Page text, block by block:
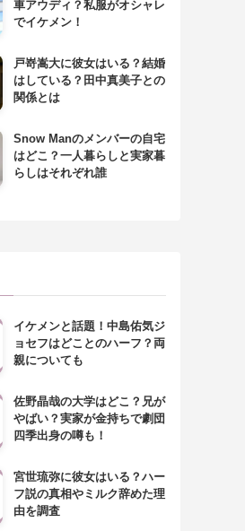
車アウディ？私服がオシャレ
でイケメン！
戸嵜嵩大に彼女はいる？結婚
はしている？田中真美子との
関係とは
Snow Manのメンバーの自宅
はどこ？一人暮らしと実家暮
らしはそれぞれ誰
イケメンと話題！中島佑気ジ
ョセフはどことのハーフ？両
親についても
佐野晶哉の大学はどこ？兄が
やばい？実家が金持ちで劇団
四季出身の噂も！
宮世琉弥に彼女はいる？ハー
フ説の真相やミルク辞めた理
由を調査